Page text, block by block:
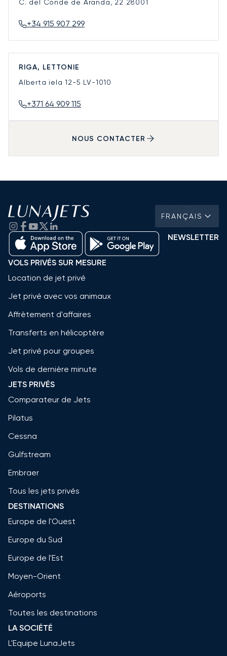
C. del Conde de Aranda, 22 28001
+34 915 907 299
RIGA, LETTONIE
Alberta iela 12-5 LV-1010
+371 64 909 115
NOUS CONTACTER
FRANÇAIS
NEWSLETTER
VOLS PRIVÉS SUR MESURE
Location de jet privé
Jet privé avec vos animaux
Affrètement d'affaires
Transferts en hélicoptère
Jet privé pour groupes
Vols de dernière minute
JETS PRIVÉS
Comparateur de Jets
Pilatus
Cessna
Gulfstream
Embraer
Tous les jets privés
DESTINATIONS
Europe de l'Ouest
Europe du Sud
Europe de l'Est
Moyen-Orient
Aéroports
Toutes les destinations
LA SOCIÉTÉ
L'Equipe LunaJets